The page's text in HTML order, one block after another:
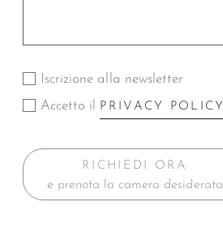
Iscrizione alla newsletter
Accetto il
PRIVACY POLICY
RICHIEDI ORA
e prenota la camera desiderata